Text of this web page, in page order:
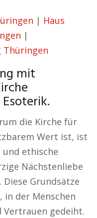
| Haus
|
Thüringen
mit
die Kirche für
Wert ist, ist
ethische
Nächstenliebe
Grundsätze
in der Menschen
Vertrauen gedeiht.